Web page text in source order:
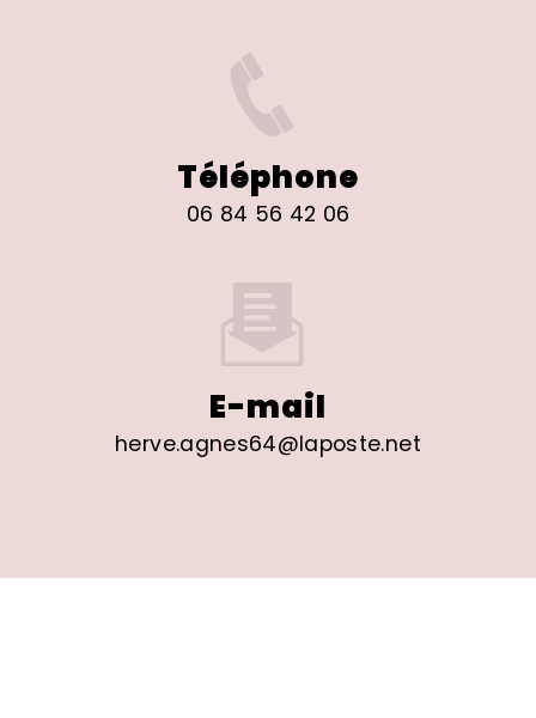
Téléphone
06 84 56 42 06
E-mail
herve.agnes64@laposte.net